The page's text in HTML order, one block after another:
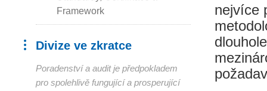
Framework
Divize ve zkratce
Poradenství a audit je předpokladem
pro spolehlivě fungující a prosperující
nejvíce